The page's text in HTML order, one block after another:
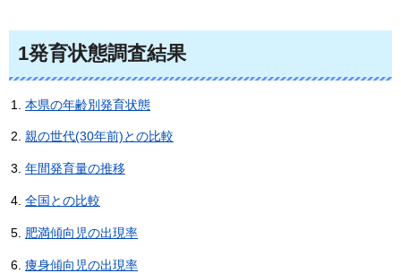
1発育状態調査結果
本県の年齢別発育状態
親の世代(30年前)との比較
年間発育量の推移
全国との比較
肥満傾向児の出現率
痩身傾向児の出現率